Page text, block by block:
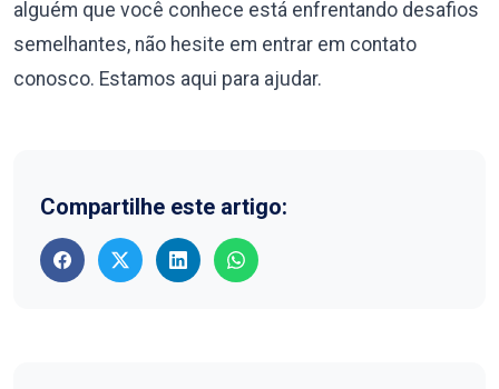
alguém que você conhece está enfrentando desafios
semelhantes, não hesite em entrar em contato
conosco. Estamos aqui para ajudar.
Compartilhe este artigo: